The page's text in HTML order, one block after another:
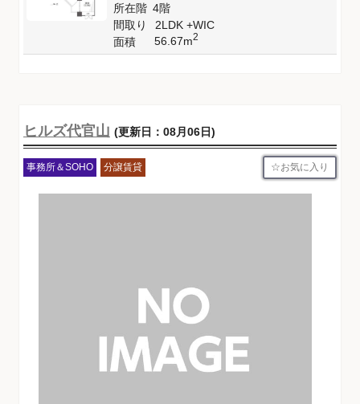
所在階 4階
間取り
2LDK +WIC
面積
56.67m2
ヒルズ代官山 (更新日：08月06日)
事務所＆SOHO 分譲賃貸 お気に入り